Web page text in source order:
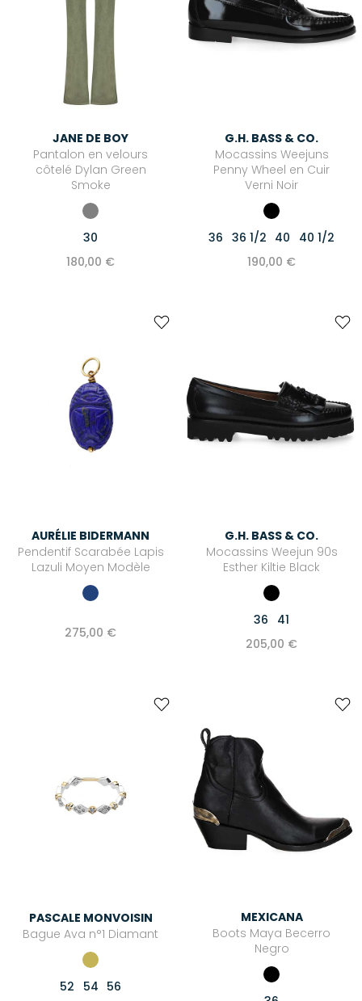
JANE DE BOY
Pantalon en velours
côtelé Dylan Green
Smoke
30
180,00 €
G.H. BASS & CO.
Mocassins Weejuns
Penny Wheel en Cuir
Verni Noir
36 36 1/2 40
40 1/2
190,00 €
AURÉLIE BIDERMANN
Pendentif Scarabée Lapis
Lazuli Moyen Modèle
275,00 €
G.H. BASS & CO.
Mocassins Weejun 90s
Esther Kiltie Black
36
41
205,00 €
PASCALE MONVOISIN
Bague Ava n°1 Diamant
52 54 56
MEXICANA
Boots Maya Becerro
Negro